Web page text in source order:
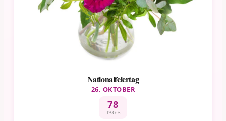
Nationalfeiertag
26. OKTOBER
78
TAGE